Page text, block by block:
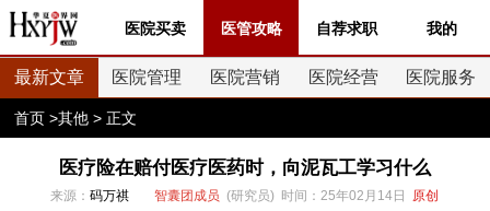
医院买卖 医管攻略 自荐求职 我的
最新文章 医院管理 医院营销 医院经营 医院服务
首页 >其他 > 正文
医疗险在赔付医疗医药时，向泥瓦工学习什么
来源：码万祺 智囊团成员 (研究员) 时间：25年02月14日 原创